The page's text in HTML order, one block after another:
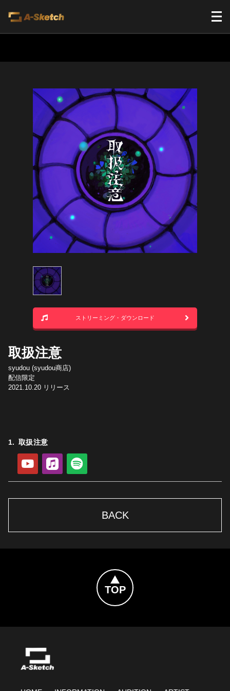
ストリーミング・ダウンロード
取扱注意
syudou (syudou商店)
配信限定
2021.10.20 リリース
取扱注意
YouTube Apple Music
BACK